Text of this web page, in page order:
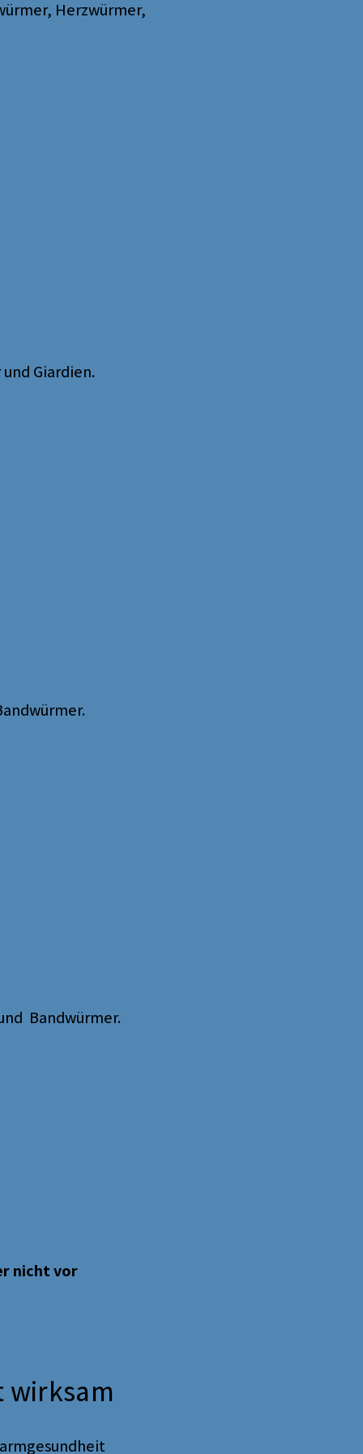
Herzwürmer,
Giardien.
Bandwürmer.
nicht vor
wirksam